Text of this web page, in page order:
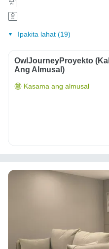
Ipakita lahat (19)
OwlJourneyProyekto
Ang Almusal)
Kasama ang almusal